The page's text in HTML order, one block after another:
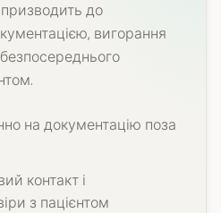
призводить до
вигорання
на документацію поза
контакт і
з пацієнтом